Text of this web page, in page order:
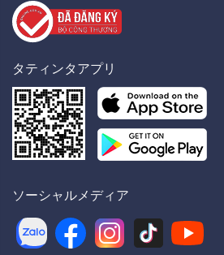
タティンタアプリ
ソーシャルメディア